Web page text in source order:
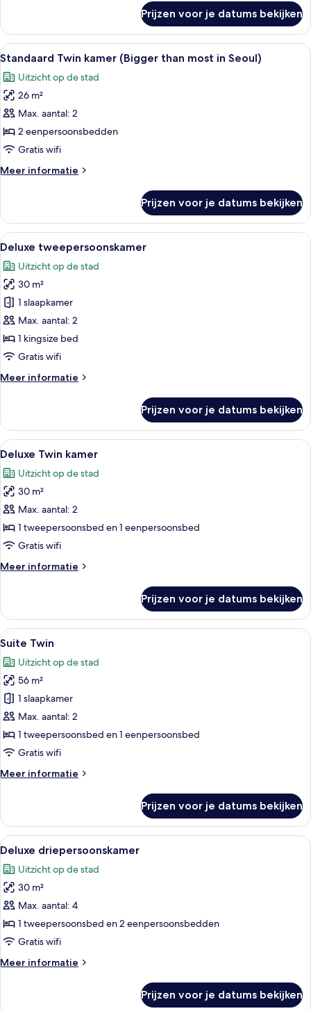
laden
tweepersoonskamer
(Bigger
than
in
Seoul
Prijzen voor je datums bekijken
Alle
foto's
voor
Standaard
Twin
kamer
(Bigger
most
laden
Een hotelkamer met twee bedden,
11
Standaard Twin kamer (Bigger than most in Seoul)
Uitzicht op de stad
26 m²
Max. aantal: 2
2 eenpersoonsbedden
Gratis wifi
Meer informatie
Meer
Twin
kamer
(Bigger
most
in
Seoul)
Prijzen voor je datums bekijken
Alle
foto's
voor
Deluxe
tweepersoonskamer
laden
Hotelkamer met een bed,
10
Deluxe tweepersoonskamer
Uitzicht op de stad
30 m²
1 slaapkamer
Max. aantal: 2
1 kingsize bed
Gratis wifi
Meer informatie
Meer
tweepersoonskamer
Prijzen voor je datums bekijken
Alle
foto's
voor
Deluxe
Twin
kamer
laden
Hotelkamer met twee bedden, een
12
Deluxe Twin kamer
Uitzicht op de stad
30 m²
Max. aantal: 2
1 tweepersoonsbed en 1 eenpersoonsbed
Gratis wifi
Meer informatie
Meer
Twin
kamer
Prijzen voor je datums bekijken
Alle
foto's
voor
Suite
Twin
laden
Een hotelkamer met een bank,
14
Suite Twin
Uitzicht op de stad
56 m²
1 slaapkamer
Max. aantal: 2
1 tweepersoonsbed en 1 eenpersoonsbed
Gratis wifi
Meer informatie
Meer
Twin
Prijzen voor je datums bekijken
Alle
foto's
voor
Deluxe
driepersoonskamer
laden
Een hotelkamer met twee bedden,
11
Deluxe driepersoonskamer
Uitzicht op de stad
30 m²
Max. aantal: 4
1 tweepersoonsbed en 2 eenpersoonsbedden
Gratis wifi
Meer informatie
Meer
Prijzen voor je datums bekijken